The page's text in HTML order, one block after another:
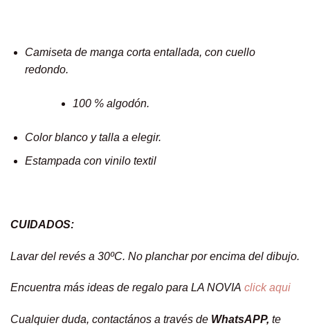
Camiseta de manga corta entallada, con cuello
redondo.
100 % algodón.
Color blanco y talla a elegir.
Estampada con vinilo textil
CUIDADOS:
Lavar del revés a 30ºC. No planchar por encima del dibujo.
Encuentra más ideas de regalo para LA NOVIA click aqui
Cualquier duda, contactános a través de WhatsAPP, te